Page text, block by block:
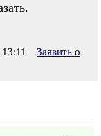
Заявить о